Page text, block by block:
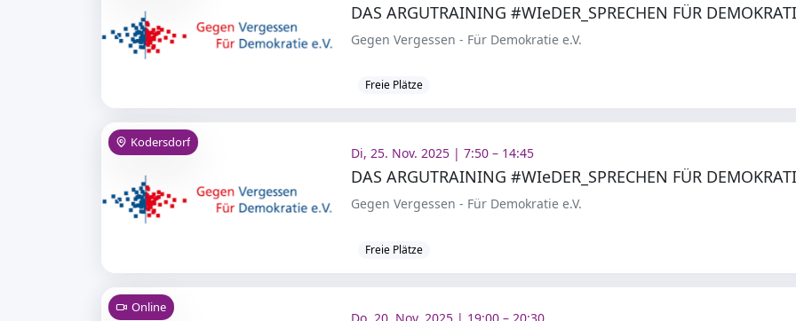
DAS ARGUTRAINING #WIeDER_SPRECHEN FÜR
Gegen Vergessen - Für Demokratie e.V.
Freie Plätze
Kodersdorf
Di, 25. Nov. 2025 | 7:50 – 14:45
DAS ARGUTRAINING #WIeDER_SPRECHEN FÜR
Gegen Vergessen - Für Demokratie e.V.
Freie Plätze
Online